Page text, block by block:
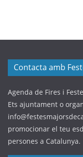
Contacta amb
Agenda de Fires i
Ets ajuntament o
promocionar el teu
persones a Catalunya.